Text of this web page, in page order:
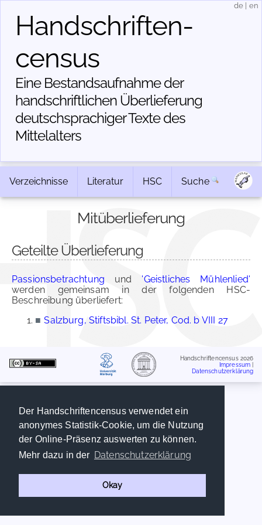
Der Handschriftencensus verwendet ein
anonymes Statistik-Cookie, um die Nutzung
der Online-Präsenz auswerten zu können.
Mehr dazu in der Datenschutzerklärung
Okay
Handschriften­
census
Eine Bestandsaufnahme der
handschriftlichen Über­lieferung
deutschsprachiger Texte des
Mittelalters
de en
Verzeichnisse Literatur HSC Suche
Mitüberlieferung
Geteilte Überlieferung
Passionsbetrachtung und 'Geistliches Mühlenlied'
werden gemeinsam in der folgenden HSC-
Beschreibung überliefert:
■ Salzburg, Stiftsbibl. St. Peter, Cod. b VIII 27
Handschriftencensus 2026
Impressum
Datenschutzerklärung